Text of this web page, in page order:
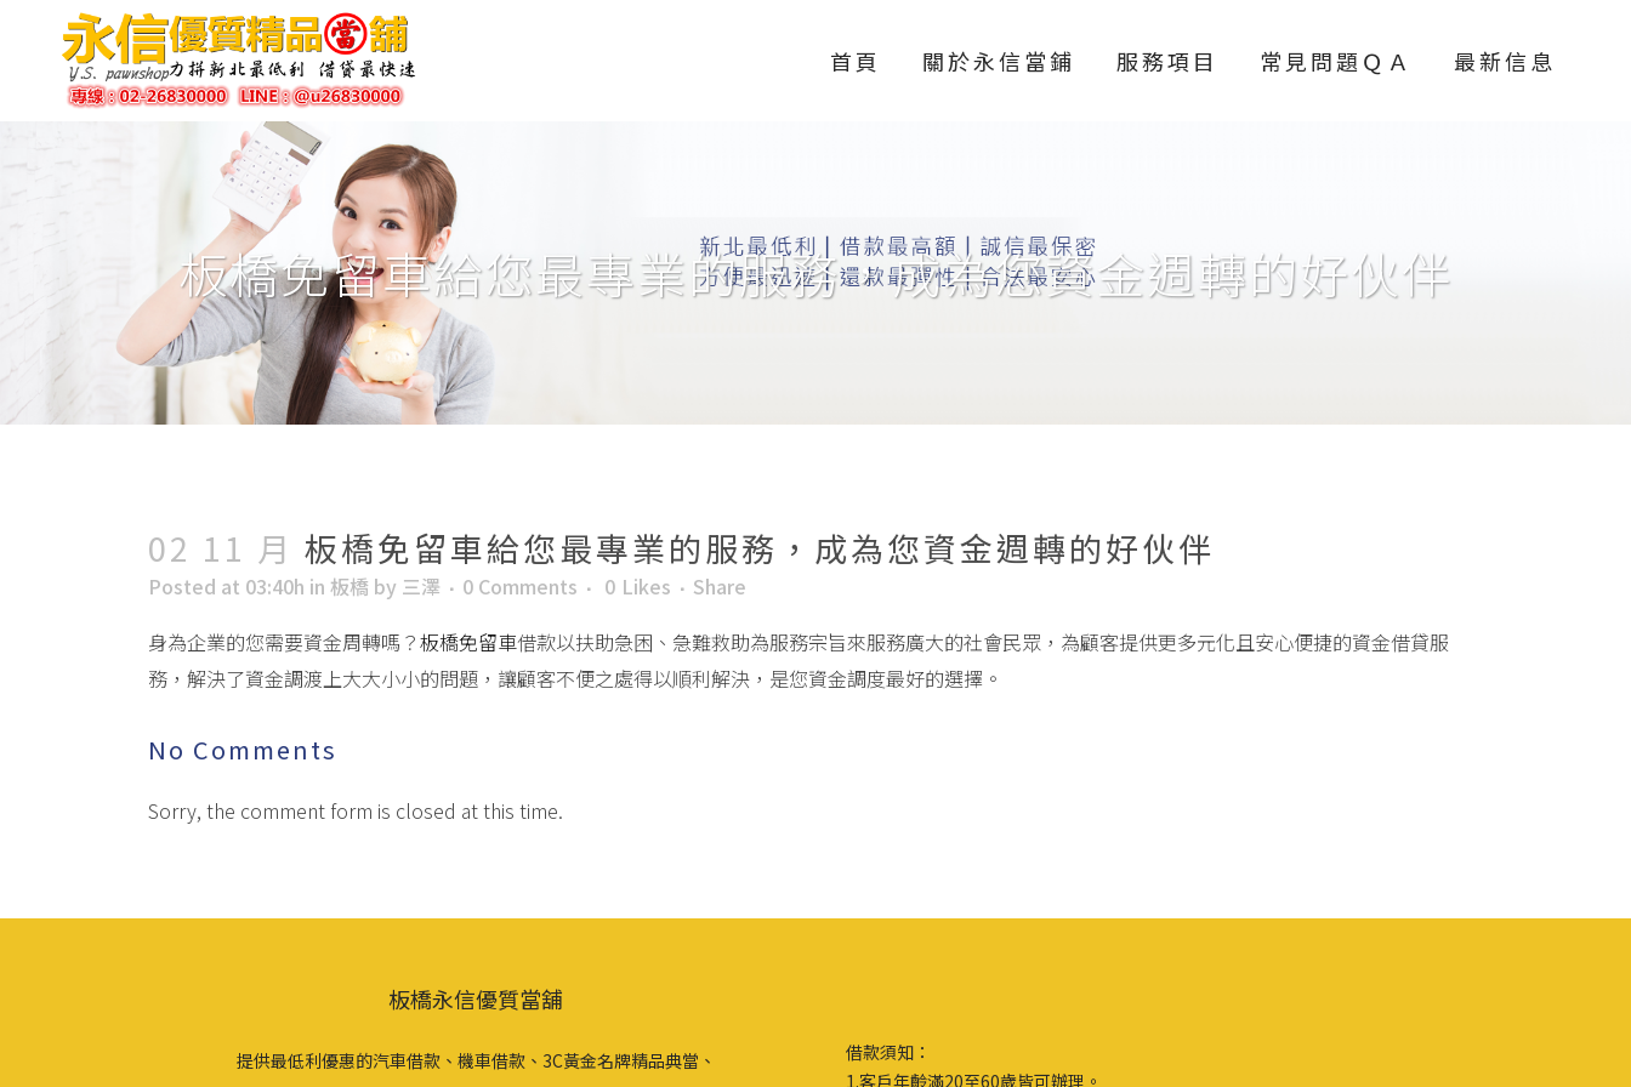
首頁 關於永信當鋪 服務項目 常見問題ＱＡ 最新信息
板橋免留車給您最專業的服務，成為您資金週轉的好伙伴
02 11 月 板橋免留車給您最專業的服務，成為您資金週轉的好伙伴
Posted at 03:40h in 板橋 by 三澤 0 Comments 0 Likes
Share
身為企業的您需要資金周轉嗎？板橋免留車借款以扶助急困、急難救助為服務宗旨來服務廣大的社會民眾，為顧客提供更多元化且安心便捷的資金借貸服
務，解決了資金調渡上大大小小的問題，讓顧客不便之處得以順利解決，是您資金調度最好的選擇。
No Comments
Sorry, the comment form is closed at this time.
板橋永信優質當舖
提供最低利優惠的汽車借款、機車借款、3C黃金名牌精品典當、
借款須知：
1.客戶年齡滿20至60歲皆可辦理。